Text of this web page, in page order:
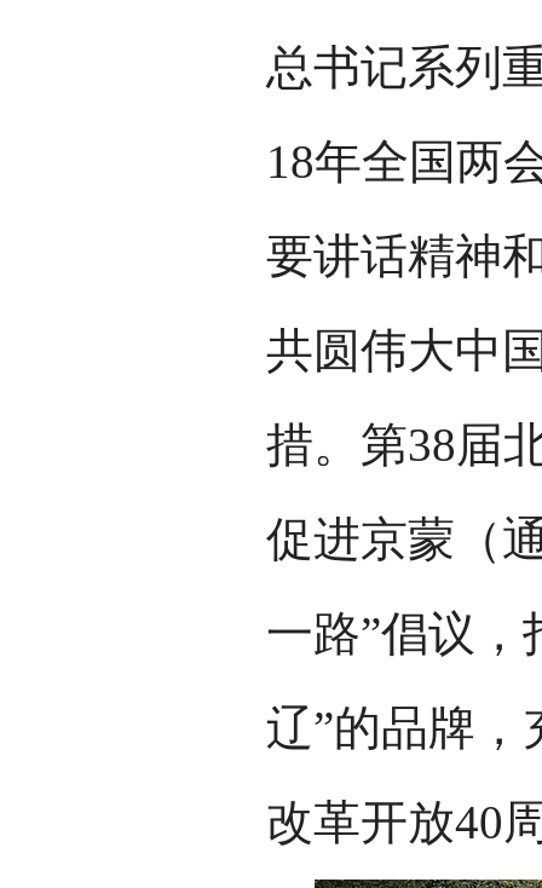
总书记系列
18年全国两
要讲话精神
共圆伟大中
措。第38届
促进京蒙（
一路”倡议
辽”的品牌
改革开放40